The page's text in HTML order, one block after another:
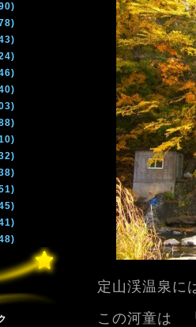
定山渓温泉
この河童は